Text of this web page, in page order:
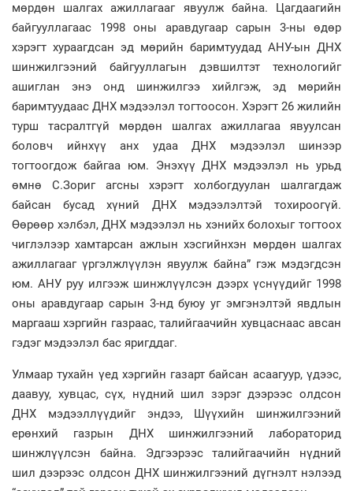
мөрдөн шалгах ажиллагааг явуулж байна. Цагдаагийн
байгууллагаас 1998 оны аравдугаар сарын 3-ны өдөр
хэрэгт хураагдсан эд мөрийн баримтуудад АНУ-ын ДНХ
шинжилгээний байгууллагын дэвшилтэт технологийг
ашиглан энэ онд шинжилгээ хийлгэж, эд мөрийн
баримтуудаас ДНХ мэдээлэл тогтоосон. Хэрэгт 26 жилийн
турш тасралтгүй мөрдөн шалгах ажиллагаа явуулсан
боловч ийнхүү анх удаа ДНХ мэдээлэл шинээр
тогтоогдож байгаа юм. Энэхүү ДНХ мэдээлэл нь урьд
өмнө С.Зориг агсны хэрэгт холбогдуулан шалгагдаж
байсан бусад хүний ДНХ мэдээлэлтэй тохироогүй.
Өөрөөр хэлбэл, ДНХ мэдээлэл нь хэнийх болохыг тогтоох
чиглэлээр хамтарсан ажлын хэсгийнхэн мөрдөн шалгах
ажиллагааг үргэлжлүүлэн явуулж байна” гэж мэдэгдсэн
юм. АНУ руу илгээж шинжлүүлсэн дээрх үснүүдийг 1998
оны аравдугаар сарын 3-нд буюу уг эмгэнэлтэй явдлын
маргааш хэргийн газраас, талийгаачийн хувцаснаас авсан
гэдэг мэдээлэл бас яригддаг.
Улмаар тухайн үед хэргийн газарт байсан асаагуур, үдээс,
даавуу, хувцас, сүх, нүдний шил зэрэг дээрээс олдсон
ДНХ мэдээллүүдийг эндээ, Шүүхийн шинжилгээний
ерөнхий газрын ДНХ шинжилгээний лабораторид
шинжлүүлсэн байна. Эдгээрээс талийгаачийн нүдний
шил дээрээс олдсон ДНХ шинжилгээний дүгнэлт нэлээд